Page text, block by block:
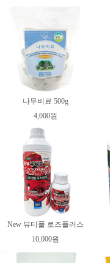
나무비료 500g
4,000원
New 뷰티풀 로즈플러스
10,000원